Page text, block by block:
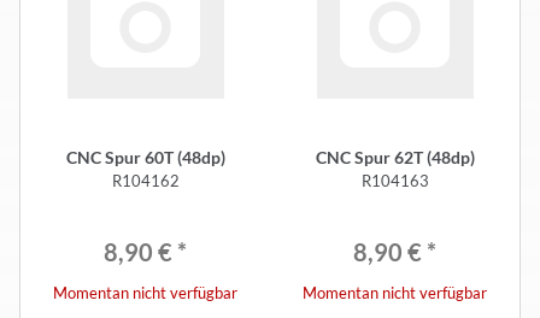
CNC Spur 60T (48dp)
R104162
8,90 € *
Momentan nicht verfügbar
CNC Spur 62T (48dp)
R104163
8,90 € *
Momentan nicht verfügbar